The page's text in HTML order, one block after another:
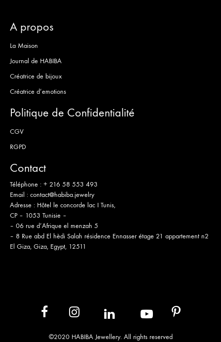
A propos
La Maison
Journal de HABIBA
Créatrice de bijoux
Créatrice d’emotions
Politique de Confidentialité
CGV
RGPD
Contact
Téléphone : + 216 58 553 493
Email : contact@habiba.jewelry
Adresse : Hôtel le concorde lac I Tunis,
CP – 1053 Tunisie –
– 06 rue d’Afrique el menzah 5
– 8 Rue abd El hèdi Salah résidence Ennasser étage 21 appartement n2
El Giza, Giza, Egypt, 12511
©2020 HABIBA Jewellery. All rights reserved